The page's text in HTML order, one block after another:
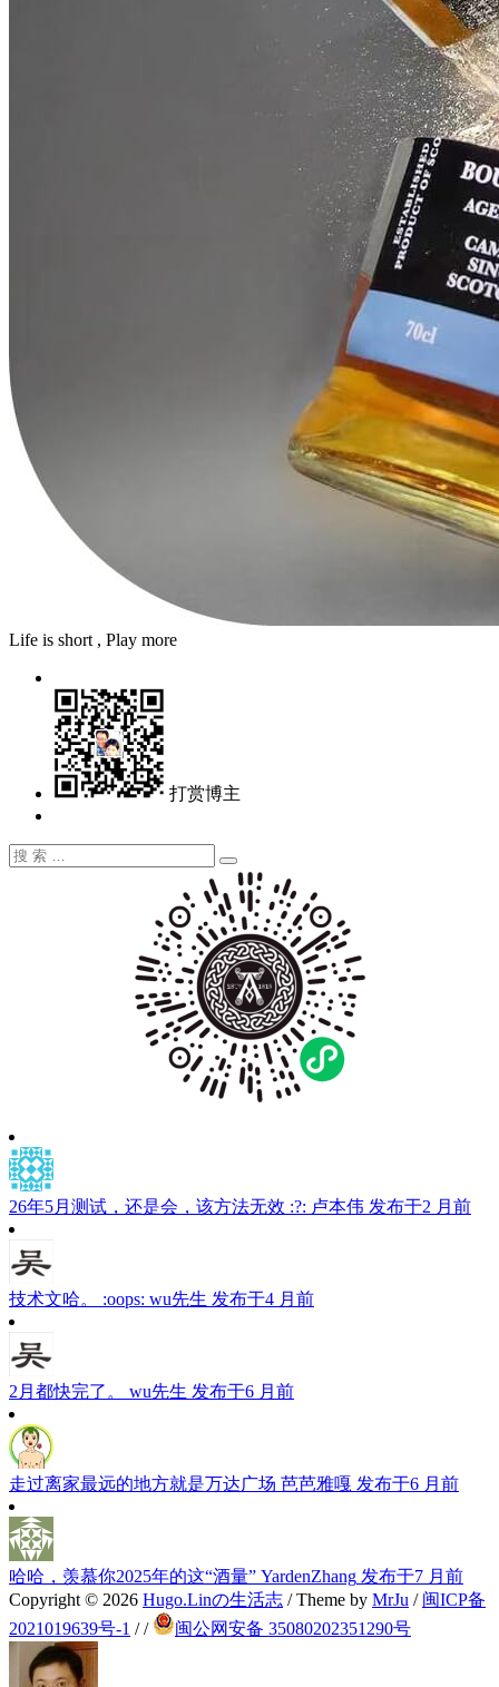
Life is short , Play more
打赏博主
搜
搜
索
26年5月测试，还是会，该方法无效 :?: 卢本伟 发布于2 月前
技术文哈。 :oops: wu先生 发布于4 月前
2月都快完了。 wu先生 发布于6 月前
走过离家最远的地方就是万达广场 芭芭雅嘎 发布于6 月前
哈哈，羡慕你2025年的这“酒量” YardenZhang 发布于7 月前
Copyright © 2026 Hugo.Linの生活志 / Theme by MrJu / 闽ICP备
2021019639号-1 // 闽公网安备 35080202351290号